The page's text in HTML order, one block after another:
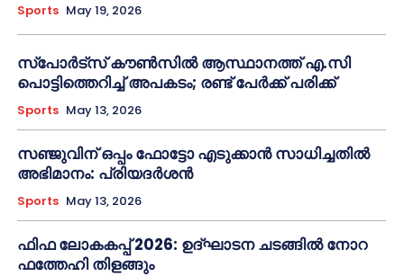
Sports May 19, 2026
സ്പോർട്സ് കൗൺസിൽ ആസ്ഥാനത്ത് എ.സി
പൊട്ടിത്തെറിച്ച് അപകടം; രണ്ട് പേർക്ക് പരിക്ക്
Sports May 13, 2026
സഞ്ജുവിന് ഒപ്പം ഫോട്ടോ എടുക്കാൻ സാധിച്ചതിൽ
അഭിമാനം: പ്രിയദർശൻ
Sports May 13, 2026
ഫിഫ ലോകകപ്പ് 2026: ഉദ്ഘാടന ചടങ്ങിൽ നോറ
ഫത്തേഹി തിളങ്ങും